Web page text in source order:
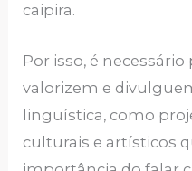
caipira.
Por isso, é
valorizem e
linguística, como
culturais e artísticos